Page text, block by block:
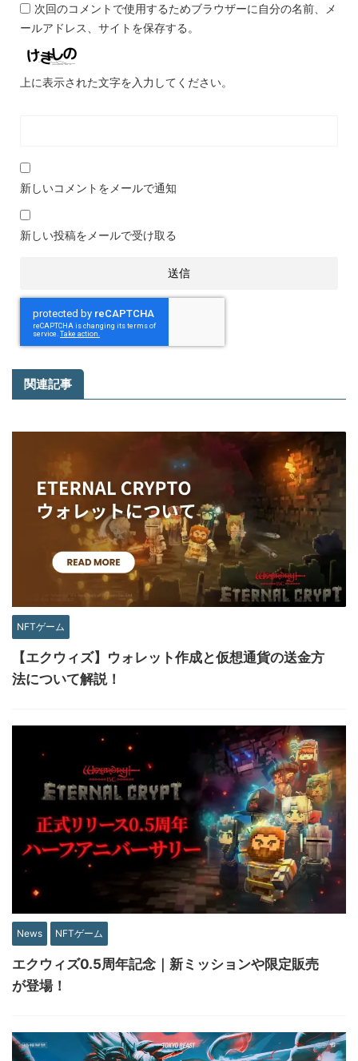
次回のコメントで使用するためブラウザーに自分の名前、メ
ールアドレス、サイトを保存する。
上に表示された文字を入力してください。
新しいコメントをメールで通知
新しい投稿をメールで受け取る
関連記事
NFTゲーム
【エクウィズ】ウォレット作成と仮想通貨の送金方
法について解説！
News NFTゲーム
エクウィズ0.5周年記念｜新ミッションや限定販売
が登場！